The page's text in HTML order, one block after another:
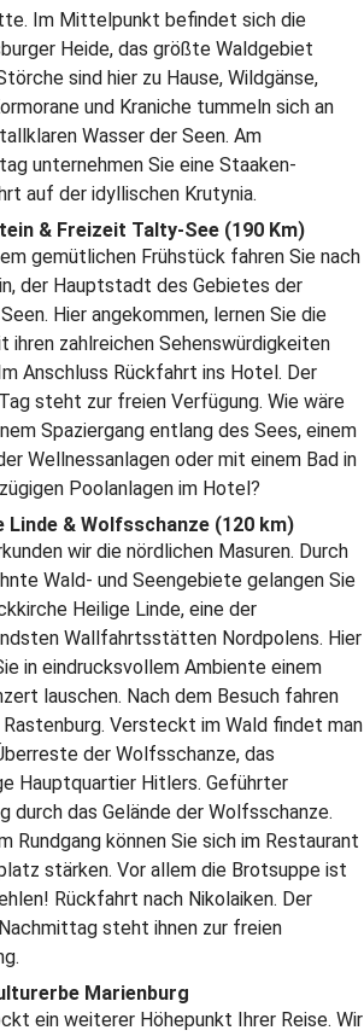
Im Mittelpunkt befindet sich die
Heide, das größte Waldgebiet
sind hier zu Hause, Wildgänse,
und Kraniche tummeln sich an
Wasser der Seen. Am
unternehmen Sie eine Staaken-
auf der idyllischen Krutynia.
& Freizeit Talty-See (190 Km)
gemütlichen Frühstück fahren Sie nach
der Hauptstadt des Gebietes der
Hier angekommen, lernen Sie die
ihren zahlreichen Sehenswürdigkeiten
Anschluss Rückfahrt ins Hotel. Der
steht zur freien Verfügung. Wie wäre
Spaziergang entlang des Sees, einem
Wellnessanlagen oder mit einem Bad in
Poolanlagen im Hotel?
Linde & Wolfsschanze (120 km)
wir die nördlichen Masuren. Durch
Wald- und Seengebiete gelangen Sie
Heilige Linde, eine der
Wallfahrtsstätten Nordpolens. Hier
in eindrucksvollem Ambiente einem
lauschen. Nach dem Besuch fahren
Rastenburg. Versteckt im Wald findet man
der Wolfsschanze, das
Hauptquartier Hitlers. Geführter
durch das Gelände der Wolfsschanze.
Rundgang können Sie sich im Restaurant
stärken. Vor allem die Brotsuppe ist
Rückfahrt nach Nikolaiken. Der
steht ihnen zur freien
Marienburg
ein weiterer Höhepunkt Ihrer Reise. Wir